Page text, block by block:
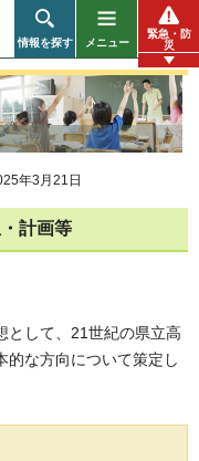
情報を探す メニュー
緊急・防
災
年3月21日
計画等
として、21世紀の県立高
的な方向について策定し